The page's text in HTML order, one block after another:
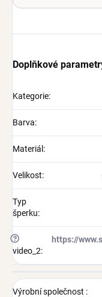
Doplňkové
Kategorie:
Barva:
Materiál :
Velikost:
Typ
šperku:
?
video_2:
https://
Výrobní společnost :